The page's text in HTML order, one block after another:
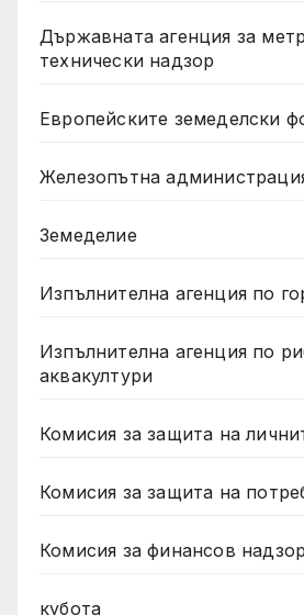
Държавната агенция за
технически надзор
Европейските земеделски
Железопътна
Земеделие
Изпълнителна агенция по
Изпълнителна агенция по
аквакултури
Комисия за защита на
Комисия за защита на
Комисия за финансов надзор
кубота